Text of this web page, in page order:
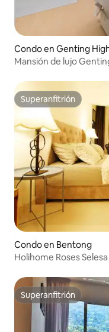
Condo en Genting
Mansión de lujo
Superanfitrión
Superanfitrión
Condo en Bentong
Holihome Roses
Superanfitrión
Superanfitrión